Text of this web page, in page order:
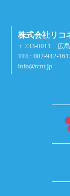
株式会社リコ
〒733-0011 広
TEL: 082-942-
info@rcnt.jp